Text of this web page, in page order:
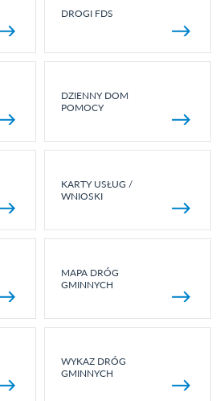
DROGI FDS
DZIENNY DOM
POMOCY
KARTY USŁUG /
WNIOSKI
MAPA DRÓG
GMINNYCH
WYKAZ DRÓG
GMINNYCH